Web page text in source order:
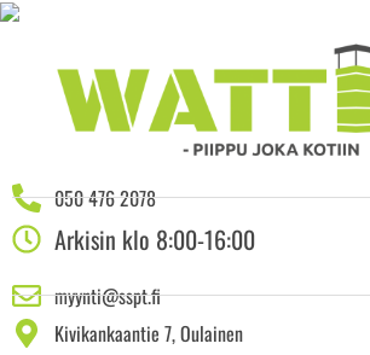
050 476 2078
Arkisin klo 8:00-16:00
myynti@sspt.fi
Kivikankaantie 7, Oulainen